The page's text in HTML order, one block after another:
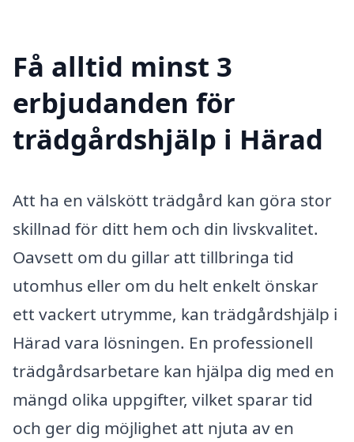
Få alltid minst 3
erbjudanden för
trädgårdshjälp i Härad
Att ha en välskött trädgård kan göra stor
skillnad för ditt hem och din livskvalitet.
Oavsett om du gillar att tillbringa tid
utomhus eller om du helt enkelt önskar
ett vackert utrymme, kan trädgårdshjälp i
Härad vara lösningen. En professionell
trädgårdsarbetare kan hjälpa dig med en
mängd olika uppgifter, vilket sparar tid
och ger dig möjlighet att njuta av en